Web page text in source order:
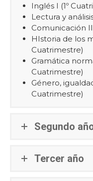
Inglés I (1º
Lectura y
Comunicación
HIstoria de los
Cuatrimestre)
Gramática
Cuatrimestre)
Género,
Cuatrimestre)
Segundo
Tercer año